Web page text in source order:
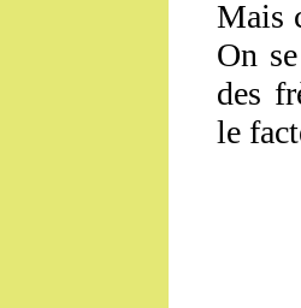
Mais
On
des
le